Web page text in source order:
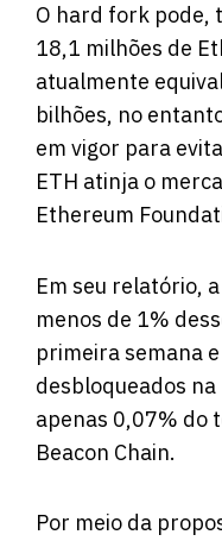
O hard fork pode,
18,1 milhões de
atualmente
bilhões, no
em vigor para
ETH atinja o
Ethereum
Em seu relatório,
menos de 1%
primeira semana
desbloqueados
apenas 0,07% do
Beacon Chain.
Por meio da